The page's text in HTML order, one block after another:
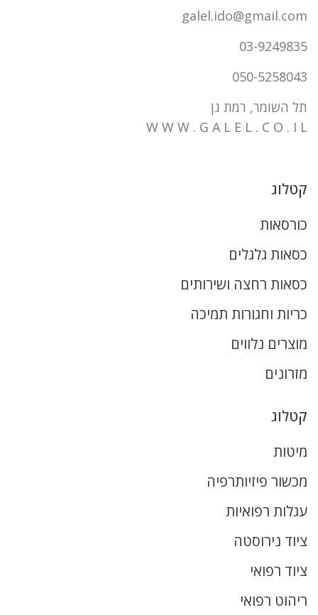
galel.ido@gmail.com
03-9249835
050-5258043
תל השומר, רמת גן
W W W . G A L E L . C O . I L
קטלוג
כורסאות
כסאות גלגלים
כסאות רחצה ושירותים
כריות וחגורות תמיכה
מוצרים נלווים
מזרונים
קטלוג
מיטות
מכשור פיזיותרפיה
עגלות רפואיות
ציוד נירוסטה
ציוד רפואי
ריהוט רפואי